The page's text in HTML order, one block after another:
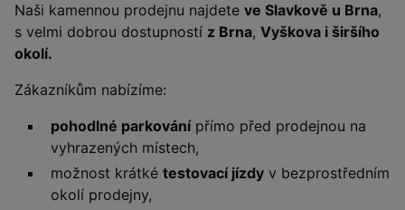
Naši kamennou prodejnu najdete ve Slavkově u Brna,
s velmi dobrou dostupností z Brna, Vyškova i širšího
okolí.
Zákazníkům nabízíme:
pohodlné parkovánípřímo před prodejnou na
vyhrazených místech,
možnost krátké testovací jízdy v bezprostředním
okolí prodejny,